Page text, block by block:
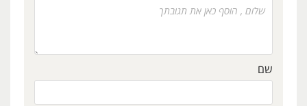
שם